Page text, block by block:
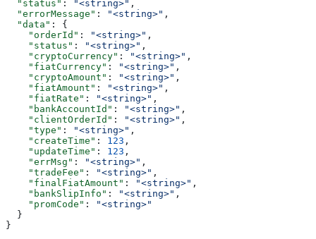
  "status"
: "<string>" ,
  "errorMessage"
: "<string>" ,
  "data"
: {
    "orderId"
: "<string>" ,
    "status"
: "<string>" ,
    "cryptoCurrency"
: "<string>" ,
    "fiatCurrency"
: "<string>" ,
    "cryptoAmount"
: "<string>" ,
    "fiatAmount"
: "<string>" ,
    "fiatRate"
: "<string>" ,
    "bankAccountId"
: "<string>" ,
    "clientOrderId"
: "<string>" ,
    "type"
: "<string>" ,
    "createTime"
: 123 ,
    "updateTime"
: 123 ,
    "errMsg"
: "<string>" ,
    "tradeFee"
: "<string>" ,
    "finalFiatAmount"
: "<string>" ,
    "bankSlipInfo"
: "<string>" ,
    "promCode"
:
"<string>"
  }
}